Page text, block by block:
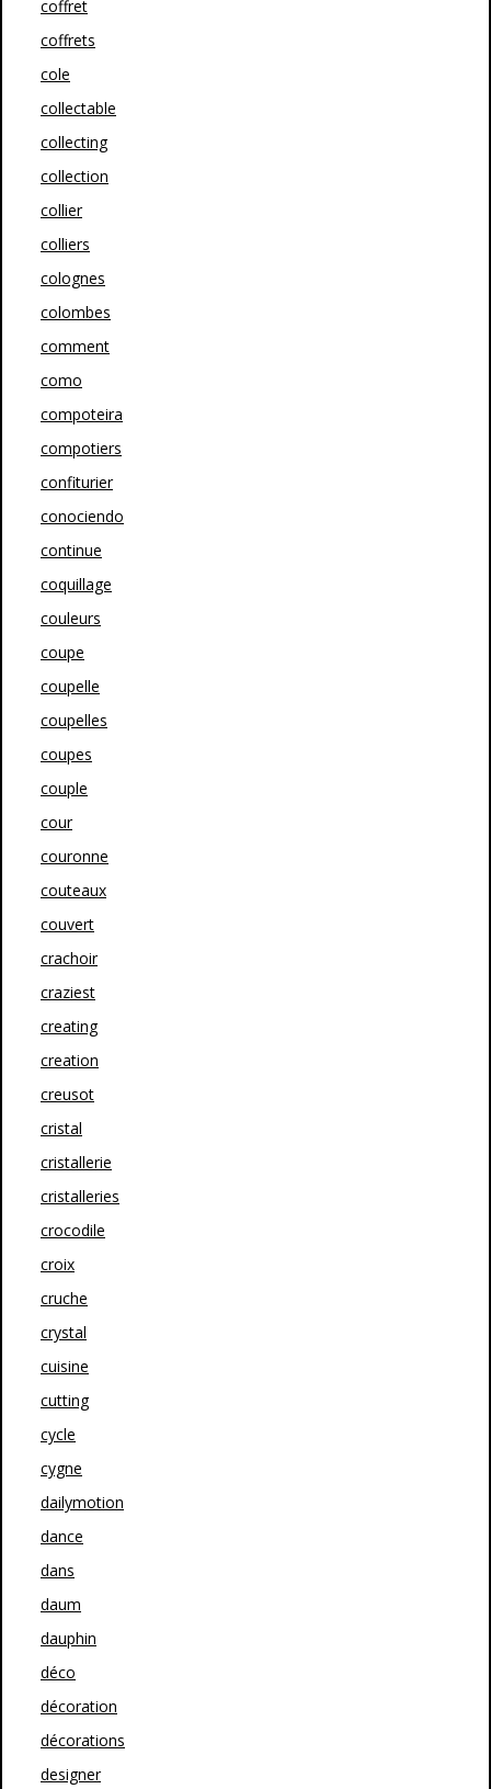
coffret
coffrets
cole
collectable
collecting
collection
collier
colliers
colognes
colombes
comment
como
compoteira
compotiers
confiturier
conociendo
continue
coquillage
couleurs
coupe
coupelle
coupelles
coupes
couple
cour
couronne
couteaux
couvert
crachoir
craziest
creating
creation
creusot
cristal
cristallerie
cristalleries
crocodile
croix
cruche
crystal
cuisine
cutting
cycle
cygne
dailymotion
dance
dans
daum
dauphin
déco
décoration
décorations
designer